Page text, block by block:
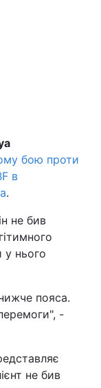
бою проти
в
.
не бив
у нього
пояса.
-
не бив